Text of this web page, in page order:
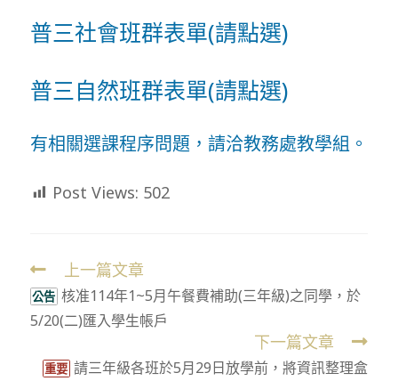
普三社會班群表單(請點選)
普三自然班群表單(請點選)
有相關選課程序問題，請洽教務處教學組。
Post Views: 502
Read
more
articles
上一篇文章
公告 核准114年1~5月午餐費補助(三年級)之同學，於
5/20(二)匯入學生帳戶
下一篇文章
重要 請三年級各班於5月29日放學前，將資訊整理盒